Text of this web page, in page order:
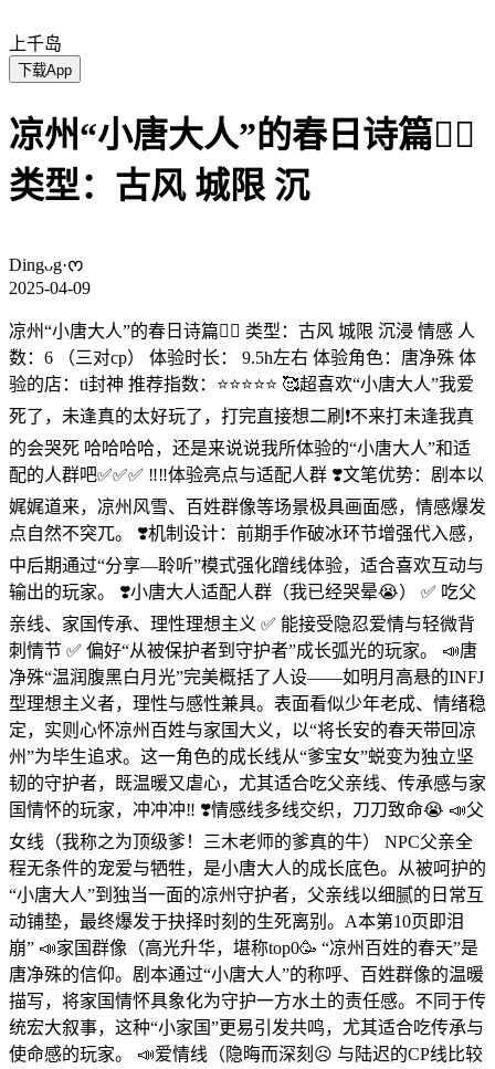
上千岛
下载App
凉州“小唐大人”的春日诗篇✌🏻
类型：古风 城限 沉
Dingᴗg·ᰔ
2025-04-09
凉州“小唐大人”的春日诗篇✌🏻 类型：古风 城限 沉浸 情感 人
数：6 （三对cp） 体验时长： 9.5h左右 体验角色：唐净殊 体
验的店：ti封神 推荐指数：⭐⭐⭐⭐⭐ 🥰超喜欢“小唐大人”我爱
死了，未逢真的太好玩了，打完直接想二刷❗️不来打未逢我真
的会哭死 哈哈哈哈，还是来说说我所体验的“小唐大人”和适
配的人群吧✅✅✅ ‼️‼️体验亮点与适配人群 ❣️文笔优势：剧本以
娓娓道来，凉州风雪、百姓群像等场景极具画面感，情感爆发
点自然不突兀。 ❣️机制设计：前期手作破冰环节增强代入感，
中后期通过“分享—聆听”模式强化蹭线体验，适合喜欢互动与
输出的玩家。 ❣️小唐大人适配人群（我已经哭晕😭） ✅ 吃父
亲线、家国传承、理性理想主义 ✅ 能接受隐忍爱情与轻微背
刺情节 ✅ 偏好“从被保护者到守护者”成长弧光的玩家。 📣唐
净殊“温润腹黑白月光”完美概括了人设——如明月高悬的INFJ
型理想主义者，理性与感性兼具。表面看似少年老成、情绪稳
定，实则心怀凉州百姓与家国大义，以“将长安的春天带回凉
州”为毕生追求。这一角色的成长线从“爹宝女”蜕变为独立坚
韧的守护者，既温暖又虐心，尤其适合吃父亲线、传承感与家
国情怀的玩家，冲冲冲‼️ ❣️情感线多线交织，刀刀致命😭 📣父
女线（我称之为顶级爹！三木老师的爹真的牛） NPC父亲全
程无条件的宠爱与牺牲，是小唐大人的成长底色。从被呵护的
“小唐大人”到独当一面的凉州守护者，父亲线以细腻的日常互
动铺垫，最终爆发于抉择时刻的生死离别。A本第10页即泪
崩” 📣家国群像（高光升华，堪称top0🥳 “凉州百姓的春天”是
唐净殊的信仰。剧本通过“小唐大人”的称呼、百姓群像的温暖
描写，将家国情怀具象化为守护一方水土的责任感。不同于传
统宏大叙事，这种“小家国”更易引发共鸣，尤其适合吃传承与
使命感的玩家。 📣爱情线（隐晦而深刻☹️ ️与陆迟的CP线比较